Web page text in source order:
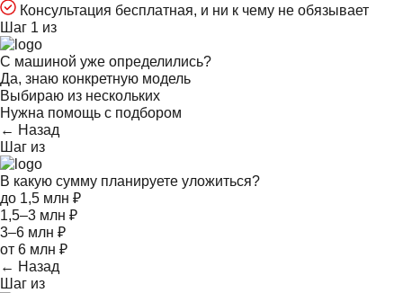
Консультация бесплатная, и ни к чему не обязывает
Шаг 1 из
С машиной уже определились?
Да, знаю конкретную модель
Выбираю из нескольких
Нужна помощь с подбором
← Назад
Шаг из
В какую сумму планируете уложиться?
до 1,5 млн ₽
1,5–3 млн ₽
3–6 млн ₽
от 6 млн ₽
← Назад
Шаг из